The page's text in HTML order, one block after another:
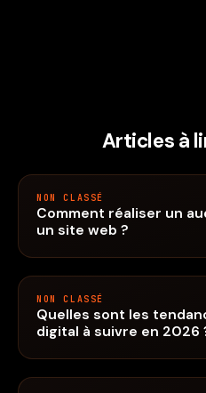
Articles à
NON CLASSÉ
Comment réaliser un
un site web ?
NON CLASSÉ
Quelles sont les
digital à suivre en 2026